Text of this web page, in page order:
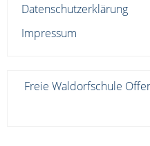
Datenschutzerklärung
Impressum
Freie Waldorfschule